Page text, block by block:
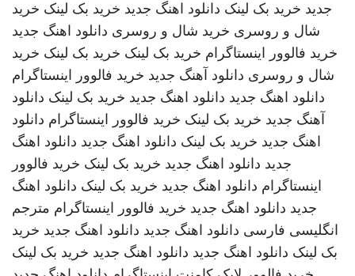
جدید خرید بک لینک دانلود اهنگ جدید خرید بک لینک خرید
شال و روسری خرید شال و روسری دانلود اهنگ جدید
خرید فالوور اینستاگرام خرید بک لینک خرید بک لینک خرید
شال و روسری دانلود آهنگ جدید خرید فالوور اینستاگرام
دانلود اهنگ جدید دانلود اهنگ جدید خرید بک لینک دانلود
آهنگ جدید خرید بک لینک خرید فالوور اینستاگرام دانلود
اهنگ جدید خرید بک لینک دانلود اهنگ جدید دانلود اهنگ
جدید دانلود اهنگ جدید خرید بک لینک خرید فالوور
اینستاگرام دانلود اهنگ جدید خرید بک لینک دانلود اهنگ
جدید دانلود اهنگ جدید خرید فالوور اینستاگرام مترجم
انگلیسی فارسی دانلود اهنگ جدید دانلود اهنگ جدید خرید
بک لینک دانلود اهنگ جدید دانلود اهنگ جدید خرید بک لینک